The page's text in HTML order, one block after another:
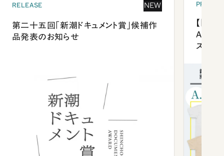
RELEASE NEW
第二十五回「新潮ドキュメント賞」候補作
品発表のお知らせ
【「新
ズプレ